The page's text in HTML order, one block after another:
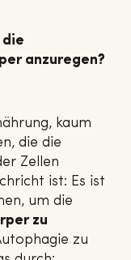
die
anzuregen?
kaum
die die
Zellen
ist: Es ist
um die
zu
zu